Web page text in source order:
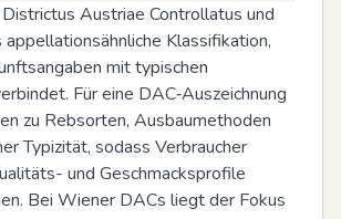
Austriae Controllatus und
Klassifikation,
mit typischen
Für eine DAC‑Auszeichnung
zu Rebsorten, Ausbaumethoden
Typizität, sodass Verbraucher
und Geschmacksprofile
Bei Wiener DACs liegt der Fokus